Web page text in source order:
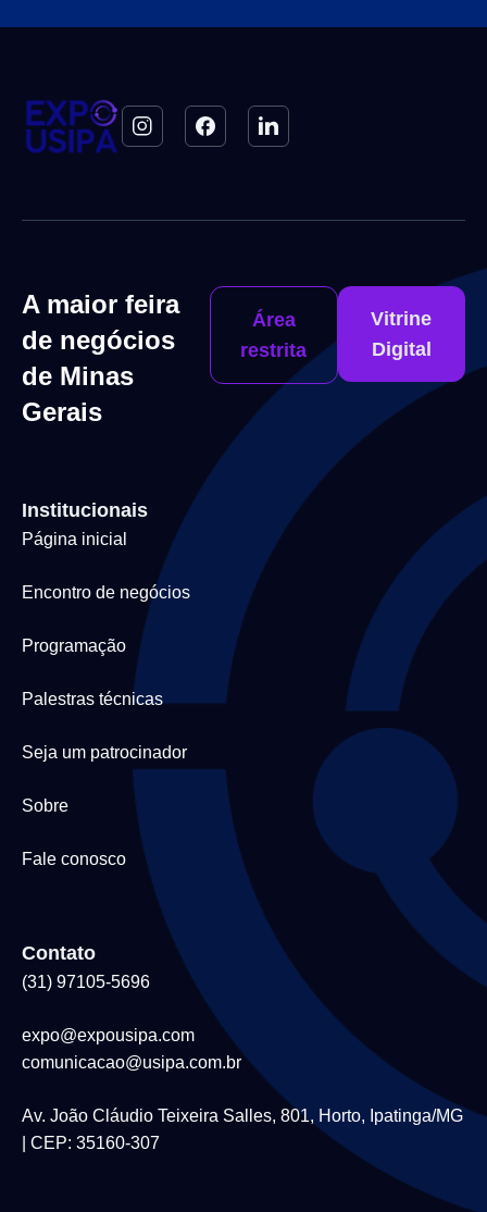
A maior feira
de negócios
de Minas
Gerais
Área
restrita
Vitrine
Digital
Institucionais
Página inicial
Encontro de negócios
Programação
Palestras técnicas
Seja um patrocinador
Sobre
Fale conosco
Contato
(31) 97105-5696
expo@expousipa.com
comunicacao@usipa.com.br
Av. João Cláudio Teixeira Salles, 801, Horto, Ipatinga/MG
| CEP: 35160-307